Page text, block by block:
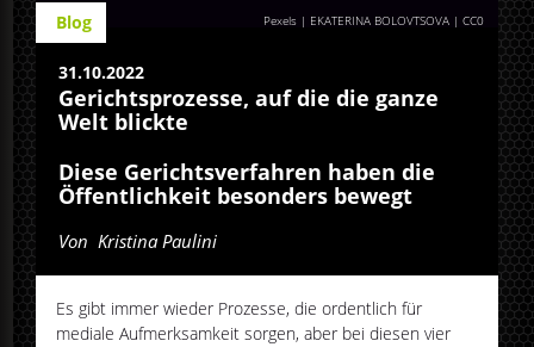
Pexels | EKATERINA BOLOVTSOVA | CC0
Blog
31.10.2022
Gerichtsprozesse, auf die die ganze
Welt blickte
Diese Gerichtsverfahren haben die
Öffentlichkeit besonders bewegt
Von Kristina Paulini
Es gibt immer wieder Prozesse, die ordentlich für
mediale Aufmerksamkeit sorgen, aber bei diesen vier